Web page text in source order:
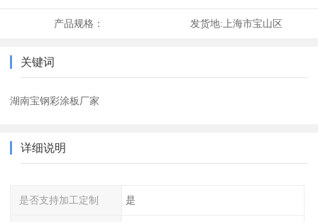
产品规格： 发货地:上海市宝山区
关键词
湖南宝钢彩涂板厂家
详细说明
是否支持加工定制 是